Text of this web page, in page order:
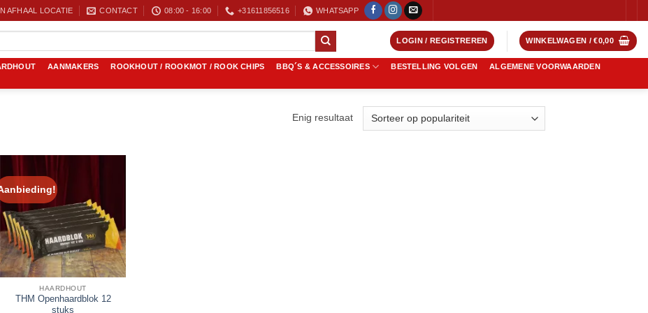
AFHAAL LOCATIE CONTACT 08:00 - 16:00 +31611856516 WHATSAPP
LOGIN / REGISTREREN WINKELWAGEN /€0,00
AANMAKERS ROOKHOUT / ROOKMOT / ROOK CHIPS BBQ´S & ACCESSOIRES BESTELLING VOLGEN
ALGEMENE VOORWAARDEN
Enig resultaat
HAARDHOUT
THM Openhaardblok 12
stuks